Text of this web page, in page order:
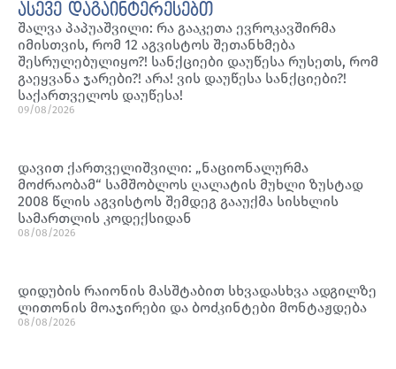
ასევე დაგაინტერესებთ
შალვა პაპუაშვილი: რა გააკეთა ევროკავშირმა
იმისთვის, რომ 12 აგვისტოს შეთანხმება
შესრულებულიყო?! სანქციები დაუწესა რუსეთს, რომ
გაეყვანა ჯარები?! არა! ვის დაუწესა სანქციები?!
საქართველოს დაუწესა!
09/08/2026
დავით ქართველიშვილი: „ნაციონალურმა
მოძრაობამ“ სამშობლოს ღალატის მუხლი ზუსტად
2008 წლის აგვისტოს შემდეგ გააუქმა სისხლის
სამართლის კოდექსიდან
08/08/2026
დიდუბის რაიონის მასშტაბით სხვადასხვა ადგილზე
ლითონის მოაჯირები და ბოძკინტები მონტაჟდება
08/08/2026